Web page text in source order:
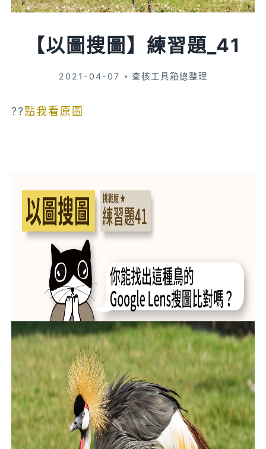
【以圖搜圖】練習題_41
2021-04-07 查核工具箱總整理
??點我看原圖